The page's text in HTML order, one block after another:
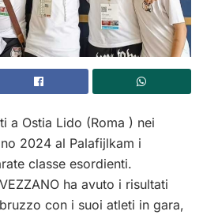
a Ostia Lido (Roma ) nei
2024 al Palafijlkam i
classe esordienti.
ha avuto i risultati
con i suoi atleti in gara,